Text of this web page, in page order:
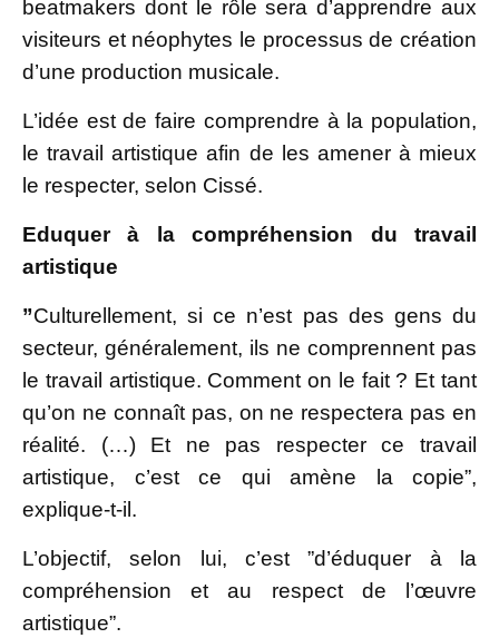
beatmakers dont le rôle sera d’apprendre aux
visiteurs et néophytes le processus de création
d’une production musicale.
L’idée est de faire comprendre à la population,
le travail artistique afin de les amener à mieux
le respecter, selon Cissé.
Eduquer à la compréhension du travail
artistique
”Culturellement, si ce n’est pas des gens du
secteur, généralement, ils ne comprennent pas
le travail artistique. Comment on le fait ? Et tant
qu’on ne connaît pas, on ne respectera pas en
réalité. (…) Et ne pas respecter ce travail
artistique, c’est ce qui amène la copie”,
explique-t-il.
L’objectif, selon lui, c’est ”d’éduquer à la
compréhension et au respect de l’œuvre
artistique”.